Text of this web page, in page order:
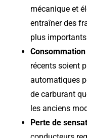
mécanique et
entraîner des
plus
récents soient
automatiques
de carburant
les anciens
Perte de